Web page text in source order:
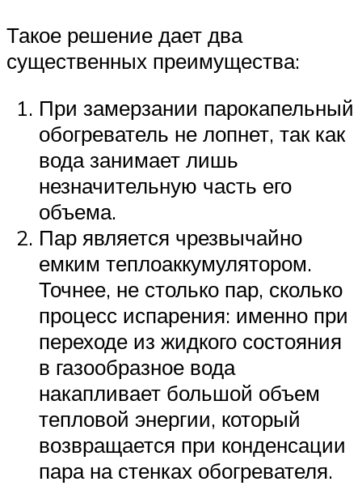
Такое решение дает два
существенных преимущества:
При замерзании парокапельный
обогреватель не лопнет, так как
вода занимает лишь
незначительную часть его
объема.
Пар является чрезвычайно
емким теплоаккумулятором.
Точнее, не столько пар, сколько
процесс испарения: именно при
переходе из жидкого состояния
в газообразное вода
накапливает большой объем
тепловой энергии, который
возвращается при конденсации
пара на стенках обогревателя.